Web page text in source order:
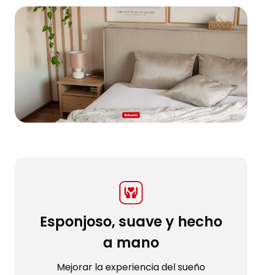
Esponjoso, suave y hecho
a mano
Mejorar la experiencia del sueño